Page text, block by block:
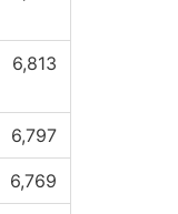
6,813
6,797
6,769